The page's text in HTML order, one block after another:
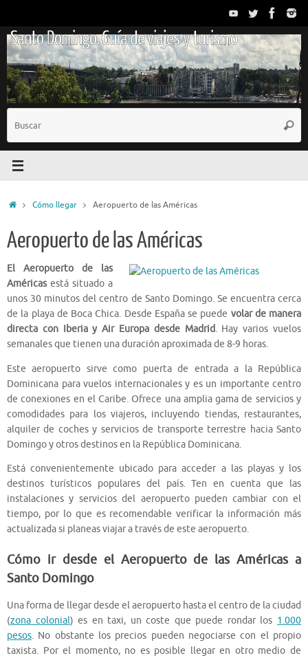
contenido
Santo Domingo. Guía de viajes y turismo
InicioCómo llegar Aeropuerto de las Américas
Aeropuerto de las Américas
El Aeropuerto de las
Américasestá situado a
unos 30 minutos del centro de Santo Domingo. Se encuentra cerca
de la playa de Boca Chica. Desde España se puede volar de manera
directa con Iberia y Air Europa desde Madrid. Hay varios vuelos
semanales que tienen una duración aproximada de 8-9 horas.
Este aeropuerto sirve como puerta de entrada a la República
Dominicana para vuelos internacionales y es un importante centro
de conexiones en el Caribe. Ofrece una amplia gama de servicios y
comodidades para los viajeros, incluyendo tiendas, restaurantes,
alquiler de coches y servicios de transporte terrestre hacia Santo
Domingo y otros destinos en la República Dominicana.
Está convenientemente ubicado para acceder a las playas y los
destinos turísticos populares del país. Ten en cuenta que las
instalaciones y servicios del aeropuerto pueden cambiar con el
tiempo, por lo que es recomendable verificar la información más
actualizada si planeas viajar a través de este aeropuerto.
Cómo ir desde el Aeropuerto de las Américas a
Santo Domingo
Una forma de llegar desde el aeropuerto hasta el centro de la ciudad
(zona colonial) es en taxi, un coste que puede rondar los 1.000
pesos. No obstante los precios pueden negociarse con el propio
taxista. Por el momento, no es posible llegar en otro medio de